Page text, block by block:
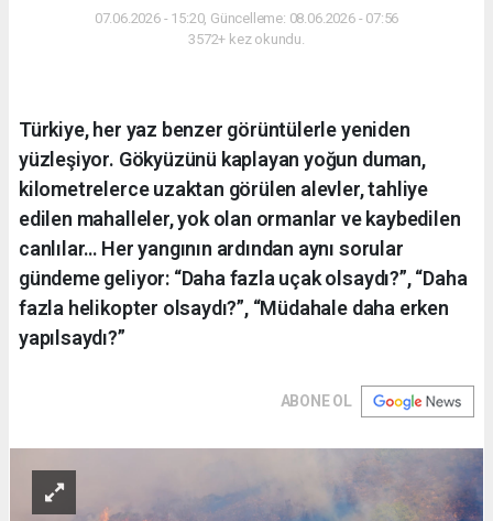
07.06.2026 - 15:20, Güncelleme: 08.06.2026 - 07:56
3572+ kez okundu.
Türkiye, her yaz benzer görüntülerle yeniden
yüzleşiyor. Gökyüzünü kaplayan yoğun duman,
kilometrelerce uzaktan görülen alevler, tahliye
edilen mahalleler, yok olan ormanlar ve kaybedilen
canlılar… Her yangının ardından aynı sorular
gündeme geliyor: “Daha fazla uçak olsaydı?”, “Daha
fazla helikopter olsaydı?”, “Müdahale daha erken
yapılsaydı?”
ABONE OL